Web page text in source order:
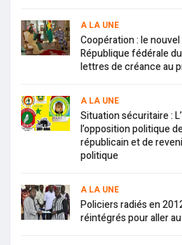
A LA UNE
Coopération : le
République fédérale
lettres de créance au
A LA UNE
Situation sécuritaire :
l’opposition politique
républicain et de
politique
A LA UNE
Policiers radiés en
réintégrés pour aller